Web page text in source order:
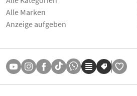
Alle Marken
Anzeige aufgeben